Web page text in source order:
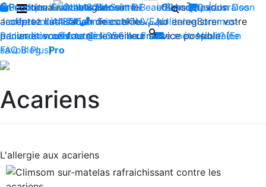
En continuant à naviguer sur le site Climsom, vous
acceptez l'utilisation de cookies pour enregistrer votre
panier et vous fournir le meilleur service possible. (En
savoir Plus)
Produits innovants de Santé et de Bien-être | Livraison
offerte dès 35€ en France métropolitaine
Livraison offerte dès 35€ en France métropolitaine
Contactez-nous : 02 85 52
44 74
-
contact@climsom.com
Qui
Sommes-
Nous?
Boutique Fraîcheur Bien-être Beauté Acupression Dos
Jambes lourdes Insomnies NOUVEAU
Reconditionnés
FAQ Blog Pro
Acariens
L'allergie aux acariens